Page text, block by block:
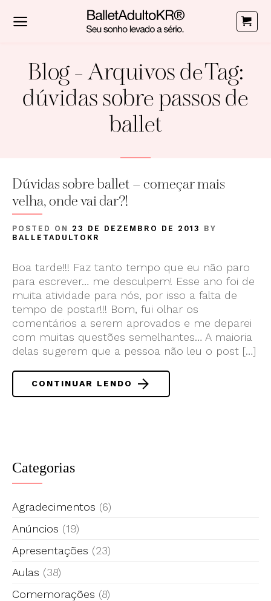
Blog- Arquivos de Tag:
dúvidas sobre passos de
ballet
Dúvidas sobre ballet – começar mais
velha, onde vai dar?!
POSTED ON 23 DE DEZEMBRO DE 2013
BY
BALLETADULTOKR
Boa tarde!!! Faz tanto tempo que eu não paro
para escrever… me desculpem! Esse ano foi de
muita atividade para nós, por isso a falta de
tempo de postar!!! Bom, fui olhar os
comentários a serem aprovados e me deparei
com muitas questões semelhantes… A maioria
delas sugerem que a pessoa não leu o post […]
CONTINUAR LENDO
Categorias
Agradecimentos (6)
Anúncios (19)
Apresentações (23)
Aulas (38)
Comemorações (8)